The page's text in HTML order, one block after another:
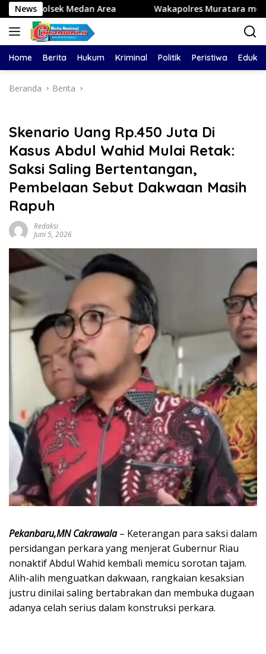
Langsung
ke
konten
News
Area Wakapolres Muratara mengikuti TOT AI
Home Berita Hukum Kriminal Politik Peristiwa
Beranda Berita
Skenario Uang Rp.450 Juta Di
Kasus Abdul Wahid Mulai Retak:
Saksi Saling Bertentangan,
Pembelaan Sebut Dakwaan Masih
Rapuh
Redaksi
Juni 5, 2026
Pekanbaru,MN Cakrawala– Keterangan para saksi dalam
persidangan perkara yang menjerat Gubernur Riau
nonaktif Abdul Wahid kembali memicu sorotan tajam.
Alih-alih menguatkan dakwaan, rangkaian kesaksian
justru dinilai saling bertabrakan dan membuka dugaan
adanya celah serius dalam konstruksi perkara.